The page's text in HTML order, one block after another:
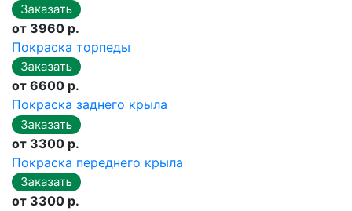
от 3960 р.
Покраска торпеды
от 6600 р.
Покраска заднего крыла
от 3300 р.
Покраска переднего крыла
от 3300 р.